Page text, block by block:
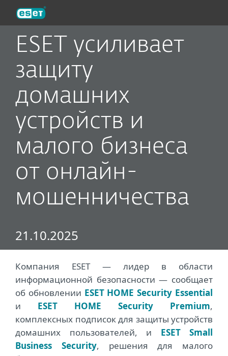
ESET усиливает
защиту
домашних
устройств и
малого бизнеса
от онлайн-
мошенничества
21.10.2025
Компания ESET ― лидер в области
информационной безопасности ― сообщает
об обновлении ESET HOME Security Essential
и ESET HOME Security Premium,
комплексных подписок для защиты устройств
домашних пользователей, и ESET Small
Business Security, решения для малого
ESET